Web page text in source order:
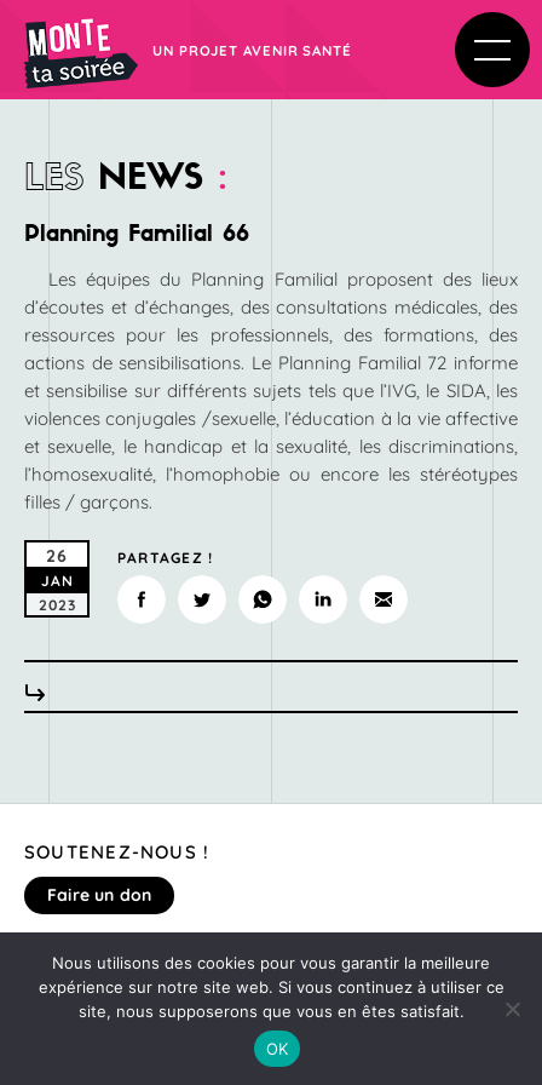
UN PROJET AVENIR SANTÉ
LES NEWS :
Planning Familial 66
Les équipes du Planning Familial proposent des lieux
d’écoutes et d’échanges, des consultations médicales, des
ressources pour les professionnels, des formations, des
actions de sensibilisations. Le Planning Familial 72 informe
et sensibilise sur différents sujets tels que l’IVG, le SIDA, les
violences conjugales /sexuelle, l’éducation à la vie affective
et sexuelle, le handicap et la sexualité, les discriminations,
l’homosexualité, l’homophobie ou encore les stéréotypes
filles / garçons.
26
JAN
2023
PARTAGEZ !
SOUTENEZ-NOUS !
Faire un don
DONNEZ VOTRE AVIS SUR LE SITE
MONTE TA SOIRÉE
Nous utilisons des cookies pour vous garantir la meilleure
expérience sur notre site web. Si vous continuez à utiliser ce
site, nous supposerons que vous en êtes satisfait.
OK